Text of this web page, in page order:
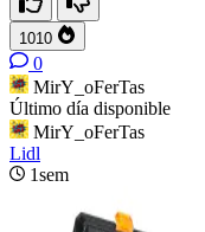
1010
0
MirY_oFerTas
Último día disponible
MirY_oFerTas
Lidl
1sem